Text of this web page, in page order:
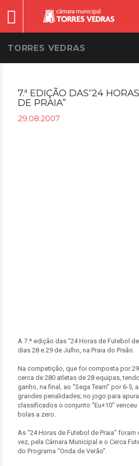
TORRES VEDRAS
7.ª EDIÇÃO DAS“24
DE PRAIA”
29.08.2007
A 7.ª edição das “24 Horas de Futebol
dias 28 e 29 de Julho, na Praia do Pisão.
Na competição, que foi composta por
cerca de 280 atletas de 28 equipas,
ganho, na final, ao “Sega Team” por 6-
grandes penalidades; no jogo para
classificados o conjunto “Eu+10” venceu
bolas a zero.
As “24 Horas de Futebol de Praia”
vez, pela Câmara Municipal e o Cerca
do Programa “Onda de Verão”.